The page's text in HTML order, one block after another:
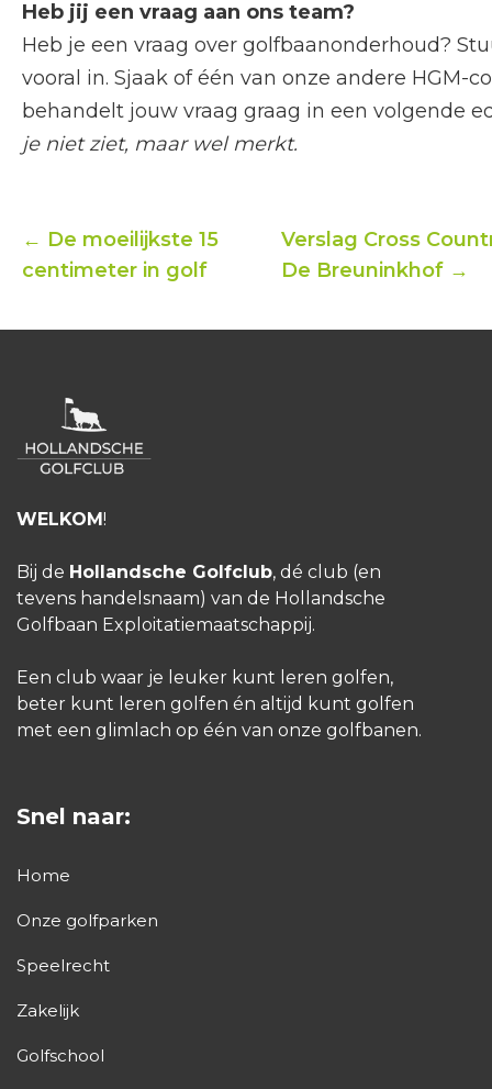
Heb jij een vraag aan ons team?
Heb je een vraag over golfbaanonderhoud?
vooral in. Sjaak of één van onze andere HGM-
behandelt jouw vraag graag in een volgende
je niet ziet, maar wel merkt.
← De moeilijkste 15
centimeter in golf
Verslag Cross
De Breuninkhof →
WELKOM!
Bij de Hollandsche Golfclub, dé club (en
tevens handelsnaam) van de Hollandsche
Golfbaan Exploitatiemaatschappij.
Een club waar je leuker kunt leren golfen,
beter kunt leren golfen én altijd kunt golfen
met een glimlach op één van onze golfbanen.
Snel naar:
Home
Onze golfparken
Speelrecht
Zakelijk
Golfschool